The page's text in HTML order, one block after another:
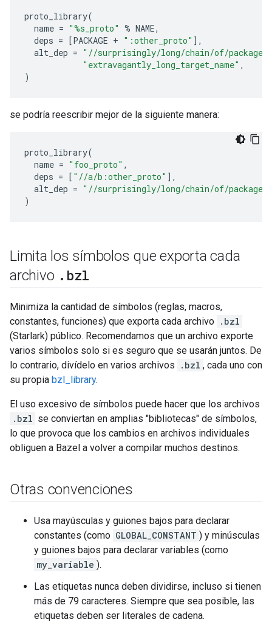
proto_library(
name = "%s_proto" % NAME,
deps = [PACKAGE + ":other_proto" ],
alt_dep = "//surprisingly/long/chain/of/package/
"extravagantly_long_target_name" ,
)
se podría reescribir mejor de la siguiente manera:
proto_library(
name = "foo_proto" ,
deps = [ "//a/b:other_proto" ],
alt_dep = "//surprisingly/long/chain/of/package/
)
Limita los símbolos que exporta cada
archivo . bzl
Minimiza la cantidad de símbolos (reglas, macros,
constantes, funciones) que exporta cada archivo .bzl
(Starlark) público. Recomendamos que un archivo exporte
varios símbolos solo si es seguro que se usarán juntos. De
lo contrario, divídelo en varios archivos
.bzl , cada uno con
su propia bzl_library.
El uso excesivo de símbolos puede hacer que los archivos
.bzl se conviertan en amplias "bibliotecas" de símbolos,
lo que provoca que los cambios en archivos individuales
obliguen a Bazel a volver a compilar muchos destinos.
Otras convenciones
Usa mayúsculas y guiones bajos para declarar
constantes (como GLOBAL_CONSTANT ) y minúsculas
y guiones bajos para declarar variables (como
my_variable ).
Las etiquetas nunca deben dividirse, incluso si tienen
más de 79 caracteres. Siempre que sea posible, las
etiquetas deben ser literales de cadena.